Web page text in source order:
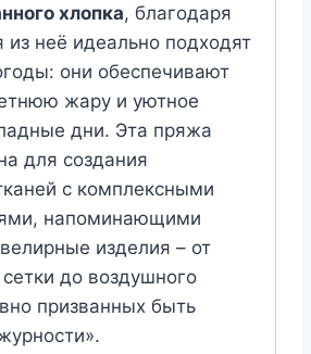
хлопка, благодаря
из неё идеально подходят
они обеспечивают
жару и уютное
дни. Эта пряжа
для создания
с комплексными
напоминающими
изделия – от
до воздушного
призванных быть